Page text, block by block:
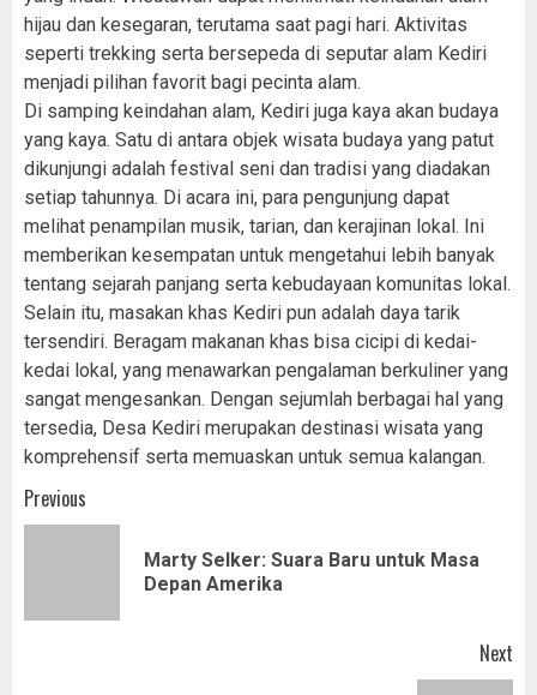
hijau dan kesegaran, terutama saat pagi hari. Aktivitas
seperti trekking serta bersepeda di seputar alam Kediri
menjadi pilihan favorit bagi pecinta alam.
Di samping keindahan alam, Kediri juga kaya akan budaya
yang kaya. Satu di antara objek wisata budaya yang patut
dikunjungi adalah festival seni dan tradisi yang diadakan
setiap tahunnya. Di acara ini, para pengunjung dapat
melihat penampilan musik, tarian, dan kerajinan lokal. Ini
memberikan kesempatan untuk mengetahui lebih banyak
tentang sejarah panjang serta kebudayaan komunitas lokal.
Selain itu, masakan khas Kediri pun adalah daya tarik
tersendiri. Beragam makanan khas bisa cicipi di kedai-
kedai lokal, yang menawarkan pengalaman berkuliner yang
sangat mengesankan. Dengan sejumlah berbagai hal yang
tersedia, Desa Kediri merupakan destinasi wisata yang
komprehensif serta memuaskan untuk semua kalangan.
Post
navigation
Previous
Marty Selker: Suara Baru untuk Masa
Depan Amerika
Next